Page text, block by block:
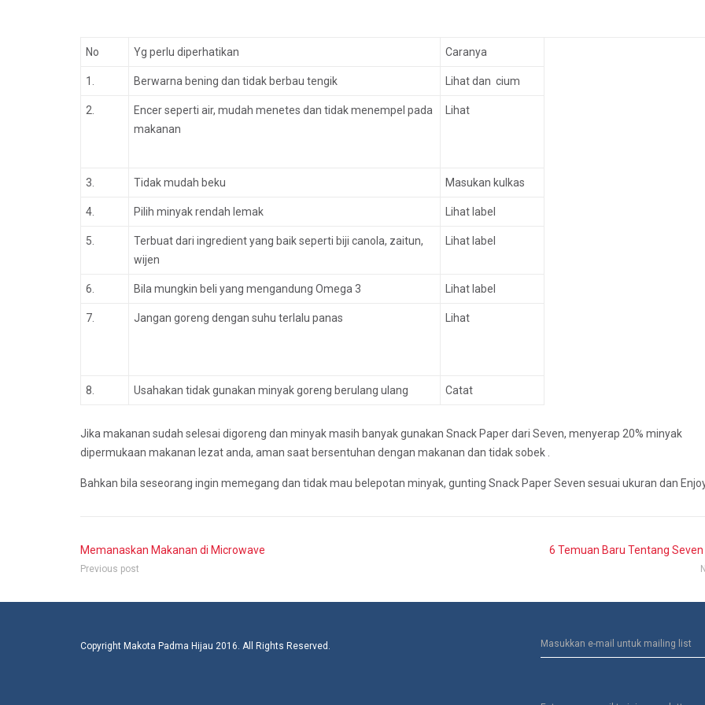
No Yg perlu diperhatikan Caranya
1. Berwarna bening dan tidak berbau tengik Lihat dan cium
2.
Encer seperti air, mudah menetes dan tidak menempel pada
makanan
Lihat
3. Tidak mudah beku Masukan kulkas
4. Pilih minyak rendah lemak Lihat label
5.
Terbuat dari ingredient yang baik seperti biji canola, zaitun,
wijen
Lihat label
6. Bila mungkin beli yang mengandung Omega 3 Lihat label
7. Jangan goreng dengan suhu terlalu panas Lihat
8. Usahakan tidak gunakan minyak goreng berulang ulang Catat
Jika makanan sudah selesai digoreng dan minyak masih banyak gunakan Snack Paper dari Seven, menyerap 20% minyak
dipermukaan makanan lezat anda, aman saat bersentuhan dengan makanan dan tidak sobek .
Bahkan bila seseorang ingin memegang dan tidak mau belepotan minyak, gunting Snack Paper Seven sesuai ukuran dan
Memanaskan Makanan di Microwave
Previous post
6 Temuan Baru Tentang
Copyright Makota Padma Hijau 2016. All Rights Reserved.